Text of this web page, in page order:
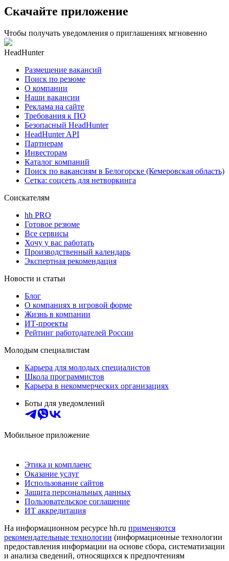
Скачайте приложение
Чтобы получать уведомления о приглашениях мгновенно
HeadHunter
Размещение вакансий
Поиск по резюме
О компании
Наши вакансии
Реклама на сайте
Требования к ПО
Безопасный HeadHunter
HeadHunter API
Партнерам
Инвесторам
Каталог компаний
Поиск по вакансиям в Белогорске (Кемеровская область)
Сетка: соцсеть для нетворкинга
Соискателям
hh PRO
Готовое резюме
Все сервисы
Хочу у вас работать
Производственный календарь
Экспертная рекомендация
Новости и статьи
Блог
О компаниях в игровой форме
Жизнь в компании
ИТ-проекты
Рейтинг работодателей России
Молодым специалистам
Карьера для молодых специалистов
Школа программистов
Карьера в некоммерческих организациях
Боты для уведомлений
Мобильное приложение
Этика и комплаенс
Оказание услуг
Использование сайтов
Защита персональных данных
Пользовательское соглашение
ИТ аккредитация
На информационном ресурсе hh.ru применяются
рекомендательные технологии (информационные технологии
предоставления информации на основе сбора, систематизации
и анализа сведений, относящихся к предпочтениям